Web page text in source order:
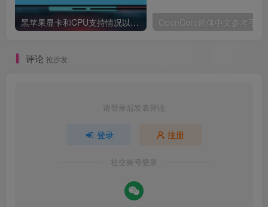
黑苹果显卡和CPU支持情况以及购买硬件防踩坑指南 OpenCore简体中文参考手册
评论 抢沙发
请登录后发表评论
登录 注册
社交账号登录